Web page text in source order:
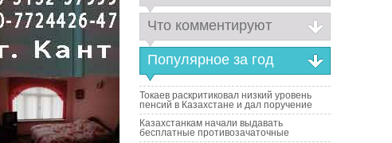
Что комментируют
Популярное за год
Токаев раскритиковал низкий уровень
пенсий в Казахстане и дал поручение
Казахстанкам начали выдавать
бесплатные противозачаточные